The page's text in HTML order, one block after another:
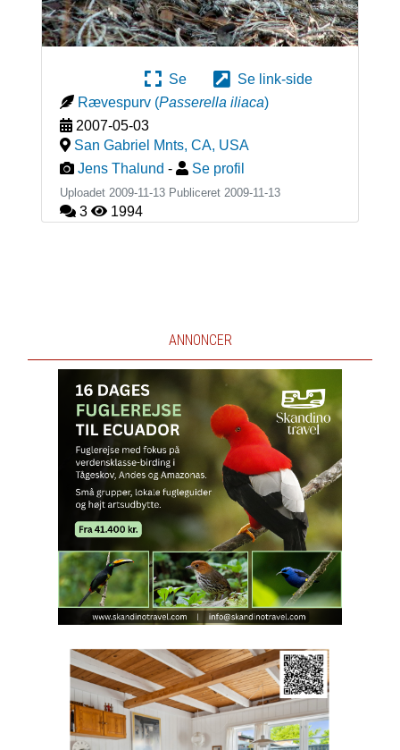
Se
Se link-side
Rævespurv (Passerella iliaca)
2007-05-03
San Gabriel Mnts, CA, USA
Jens Thalund - Se profil
Uploadet 2009-11-13 Publiceret 2009-11-13
3 1994
ANNONCER